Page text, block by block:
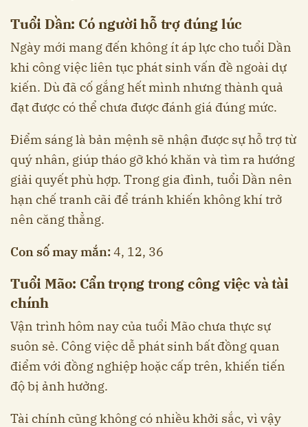
Tuổi Dần: Có người hỗ trợ đúng lúc
Ngày mới mang đến không ít áp lực cho tuổi Dần
khi công việc liên tục phát sinh vấn đề ngoài dự
kiến. Dù đã cố gắng hết mình nhưng thành quả
đạt được có thể chưa được đánh giá đúng mức.
Điểm sáng là bản mệnh sẽ nhận được sự hỗ trợ từ
quý nhân, giúp tháo gỡ khó khăn và tìm ra hướng
giải quyết phù hợp. Trong gia đình, tuổi Dần nên
hạn chế tranh cãi để tránh khiến không khí trở
nên căng thẳng.
Con số may mắn:4, 12, 36
Tuổi Mão: Cẩn trọng trong công việc và tài
chính
Vận trình hôm nay của tuổi Mão chưa thực sự
suôn sẻ. Công việc dễ phát sinh bất đồng quan
điểm với đồng nghiệp hoặc cấp trên, khiến tiến
độ bị ảnh hưởng.
Tài chính cũng không có nhiều khởi sắc, vì vậy